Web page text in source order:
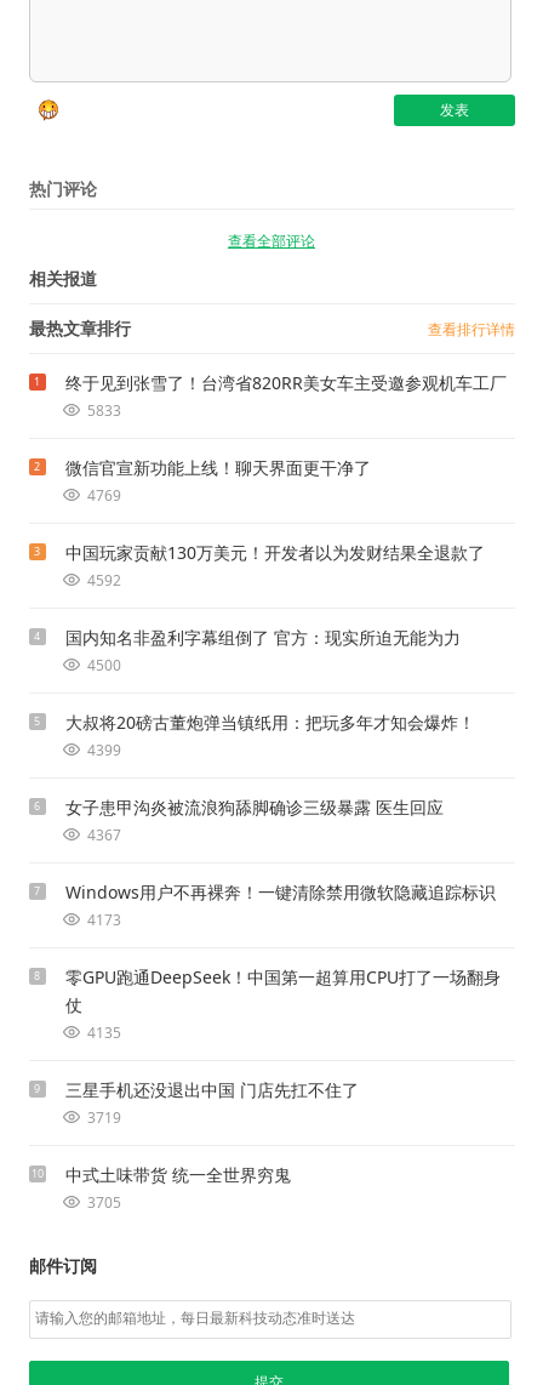
热门评论
查看全部评论
相关报道
最热文章排行 查看排行详情
1 终于见到张雪了！台湾省820RR美女车主受邀参观机车工厂
5833
2 微信官宣新功能上线！聊天界面更干净了
4769
3 中国玩家贡献130万美元！开发者以为发财结果全退款了
4592
4 国内知名非盈利字幕组倒了 官方：现实所迫无能为力
4500
5 大叔将20磅古董炮弹当镇纸用：把玩多年才知会爆炸！
4399
6 女子患甲沟炎被流浪狗舔脚确诊三级暴露 医生回应
4367
7 Windows用户不再裸奔！一键清除禁用微软隐藏追踪标识
4173
8
零GPU跑通DeepSeek！中国第一超算用CPU打了一场翻身
仗
4135
9 三星手机还没退出中国 门店先扛不住了
3719
10 中式土味带货 统一全世界穷鬼
3705
邮件订阅